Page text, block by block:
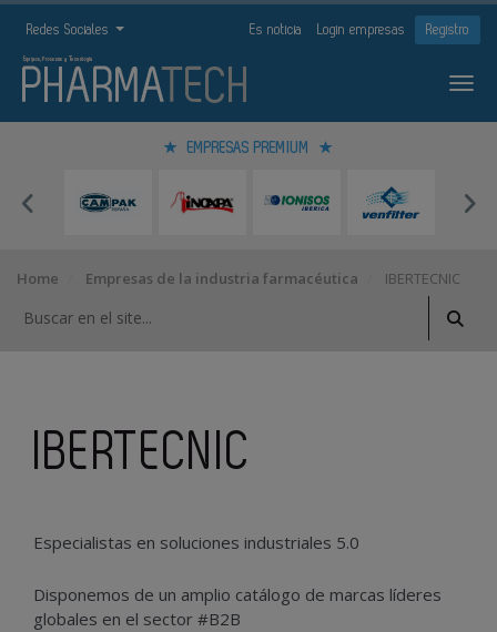
Redes Sociales Es noticia Login empresas Registro
EMPRESAS PREMIUM
Home Empresas de la industria farmacéutica IBERTECNIC
IBERTECNIC
Especialistas en soluciones industriales 5.0
Disponemos de un amplio catálogo de marcas líderes
globales en el sector #B2B